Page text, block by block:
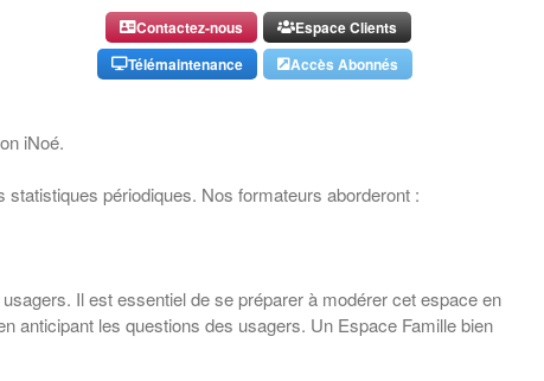
Contactez-nous
Télémaintenance
Espace Clients
Accès Abonnés
iNoé.
statistiques périodiques. Nos formateurs aborderont :
Il est essentiel de se préparer à modérer cet espace en
anticipant les questions des usagers. Un Espace Famille bien